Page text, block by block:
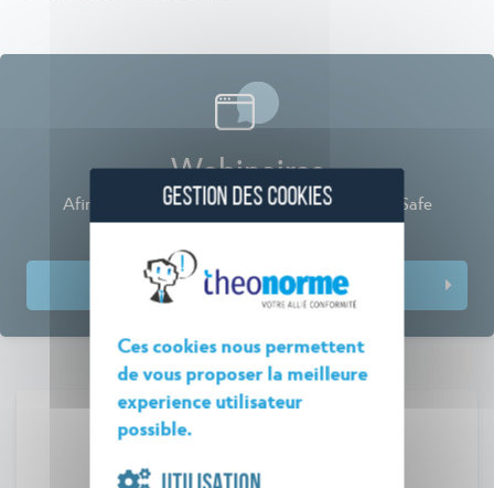
Webinaires
Afin de rester à vos côtés, Théo Norme et BatiSafe
proposent désormais des Webinaires
Prochaines dates et inscriptions
GESTION DES COOKIES
Ces cookies nous permettent
de vous proposer la meilleure
experience utilisateur
possible.